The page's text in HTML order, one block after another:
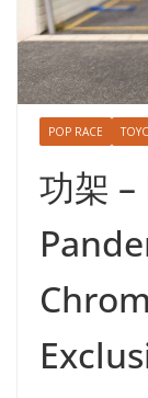
POP RACE
功架